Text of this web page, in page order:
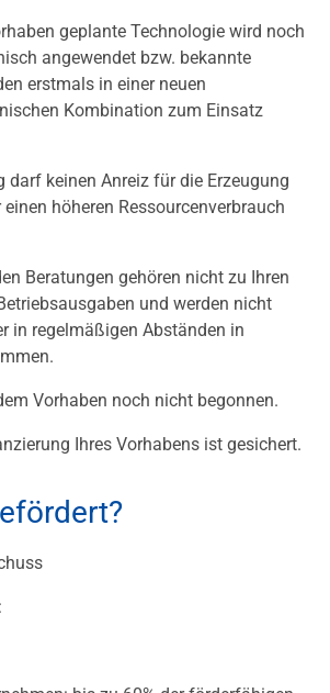
geplante Technologie wird noch
angewendet bzw. bekannte
erstmals in einer neuen
Kombination zum Einsatz
darf keinen Anreiz für die Erzeugung
höheren Ressourcenverbrauch
Beratungen gehören nicht zu Ihren
und werden nicht
in regelmäßigen Abständen in
Vorhaben noch nicht begonnen.
Ihres Vorhabens ist gesichert.
: